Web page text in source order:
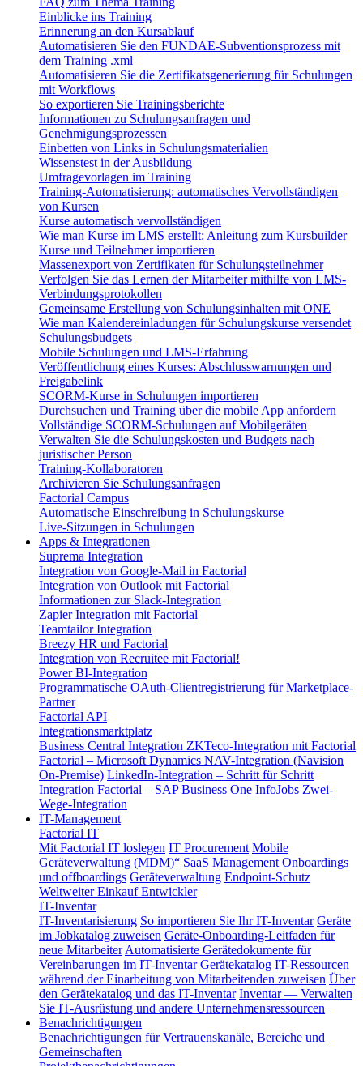
Einblicke ins Training
Erinnerung an den Kursablauf
Automatisieren Sie den FUNDAE-Subventionsprozess mit
dem Training .xml
Automatisieren Sie die Zertifikatsgenerierung für Schulungen
mit Workflows
So exportieren Sie Trainingsberichte
Informationen zu Schulungsanfragen und
Genehmigungsprozessen
Einbetten von Links in Schulungsmaterialien
Wissenstest in der Ausbildung
Umfragevorlagen im Training
Training-Automatisierung: automatisches Vervollständigen
von Kursen
Kurse automatisch vervollständigen
Wie man Kurse im LMS erstellt: Anleitung zum Kursbuilder
Kurse und Teilnehmer importieren
Massenexport von Zertifikaten für Schulungsteilnehmer
Verfolgen Sie das Lernen der Mitarbeiter mithilfe von LMS-
Verbindungsprotokollen
Gemeinsame Erstellung von Schulungsinhalten mit ONE
Wie man Kalendereinladungen für Schulungskurse versendet
Schulungsbudgets
Mobile Schulungen und LMS-Erfahrung
Veröffentlichung eines Kurses: Abschlusswarnungen und
Freigabelink
SCORM-Kurse in Schulungen importieren
Durchsuchen und Training über die mobile App anfordern
Vollständige SCORM-Schulungen auf Mobilgeräten
Verwalten Sie die Schulungskosten und Budgets nach
juristischer Person
Training-Kollaboratoren
Archivieren Sie Schulungsanfragen
Factorial Campus
Automatische Einschreibung in Schulungskurse
Live-Sitzungen in Schulungen
Apps & Integrationen
Suprema Integration
Integration von Google-Mail in Factorial
Integration von Outlook mit Factorial
Informationen zur Slack-Integration
Zapier Integration mit Factorial
Teamtailor Integration
Breezy HR und Factorial
Integration von Recruitee mit Factorial!
Power BI-Integration
Programmatische OAuth-Clientregistrierung für Marketplace-
Partner
Factorial API
Integrationsmarktplatz
Business Central Integration ZKTeco-Integration mit Factorial
Factorial – Microsoft Dynamics NAV-Integration (Navision
On-Premise) LinkedIn-Integration – Schritt für Schritt
Integration Factorial – SAP Business One InfoJobs Zwei-
Wege-Integration
IT-Management
Factorial IT
Mit Factorial IT loslegen IT Procurement Mobile
Geräteverwaltung (MDM)“ SaaS Management Onboardings
und offboardings Geräteverwaltung Endpoint-Schutz
Weltweiter EinkaufEntwickler
IT-Inventar
IT-Inventarisierung So importieren Sie Ihr IT-Inventar Geräte
im Jobkatalog zuweisen Geräte-Onboarding-Leitfaden für
neue Mitarbeiter Automatisierte Gerätedokumente für
Vereinbarungen im IT-Inventar Gerätekatalog IT-Ressourcen
während der Einarbeitung von Mitarbeitenden zuweisen Über
den Gerätekatalog und das IT-Inventar Inventar — Verwalten
Sie IT-Ausrüstung und andere Unternehmensressourcen
Benachrichtigungen
Benachrichtigungen für Vertrauenskanäle, Bereiche und
Gemeinschaften